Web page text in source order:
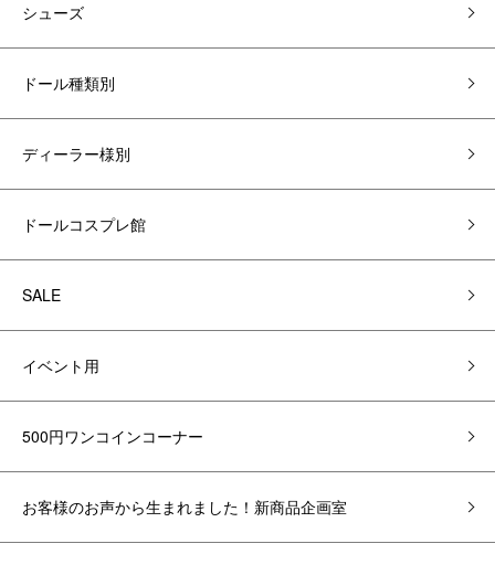
シューズ
ドール種類別
ディーラー様別
ドールコスプレ館
SALE
イベント用
500円ワンコインコーナー
お客様のお声から生まれました！新商品企画室